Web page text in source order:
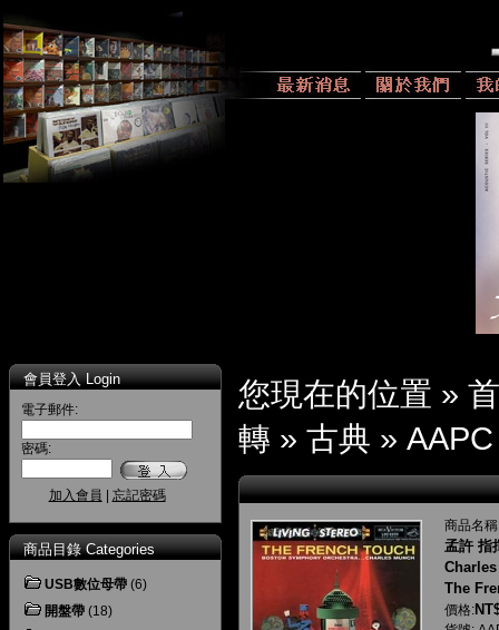
會員登入 Login
電子郵件:
密碼:
加入會員 忘記密碼
商品目錄 Categories
USB數位母帶 (6)
開盤帶 (18)
您現在的位置 »
轉 » 古典 »
商品名
孟許 指
The
價格: